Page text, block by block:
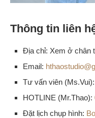
Thông tin liên
Địa chỉ: Xem ở chân
Email:
Tư vấn viên (Ms.Vui):
HOTLINE (Mr.Thao):
Đặt lịch chụp hình: